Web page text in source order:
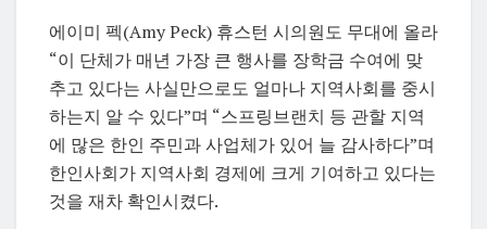
에이미 펙(Amy Peck) 휴스턴 시의원도 무대에 올라
“이 단체가 매년 가장 큰 행사를 장학금 수여에 맞
추고 있다는 사실만으로도 얼마나 지역사회를 중시
하는지 알 수 있다”며 “스프링브랜치 등 관할 지역
에 많은 한인 주민과 사업체가 있어 늘 감사하다”며
한인사회가 지역사회 경제에 크게 기여하고 있다는
것을 재차 확인시켰다.